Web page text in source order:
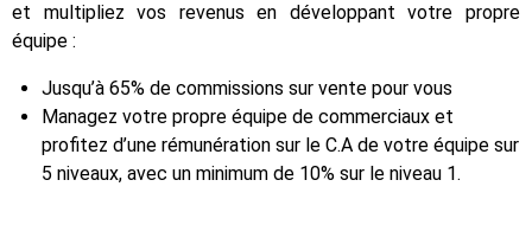
et multipliez vos revenus en développant votre propre
équipe :
Jusqu’à 65% de commissions sur vente pour vous
Managez votre propre équipe de commerciaux et
profitez d’une rémunération sur le C.A de votre équipe sur
5 niveaux, avec un minimum de 10% sur le niveau 1.